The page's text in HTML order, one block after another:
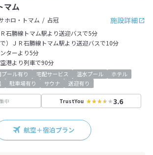
マム
施設詳細
ホロ・トマム
占冠
石勝線トマム駅より送迎バスで5分
で）ＪＲ石勝線トマム駅より送迎バスで10分
ターより5分
港より列車で90分
ール有り 宅配サービス 温水プール
ホテル
駐車場有り サウナ 送迎有り
中 TrustYou 3.6
航空＋宿泊プラン